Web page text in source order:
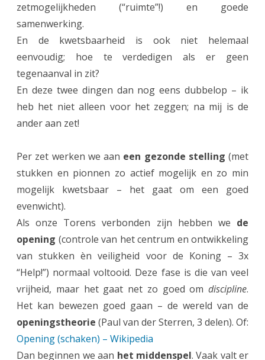
(
n
s
zetmogelijkheden (“ruimte”!) en goede
samenwerking.
En de kwetsbaarheid is ook niet helemaal
eenvoudig; hoe te verdedigen als er geen
tegenaanval in zit?
En deze twee dingen dan nog eens dubbelop – ik
heb het niet alleen voor het zeggen; na mij is de
ander aan zet!
Per zet werken we aan een gezonde stelling (met
stukken en pionnen zo actief mogelijk en zo min
mogelijk kwetsbaar – het gaat om een goed
evenwicht).
Als onze Torens verbonden zijn hebben we de
opening (controle van het centrum en ontwikkeling
van stukken èn veiligheid voor de Koning – 3x
“Help!”) normaal voltooid. Deze fase is die van veel
vrijheid, maar het gaat net zo goed om discipline.
Het kan bewezen goed gaan – de wereld van de
openingstheorie (Paul van der Sterren, 3 delen). Of:
Opening (schaken) – Wikipedia
Dan beginnen we aan het middenspel. Vaak valt er